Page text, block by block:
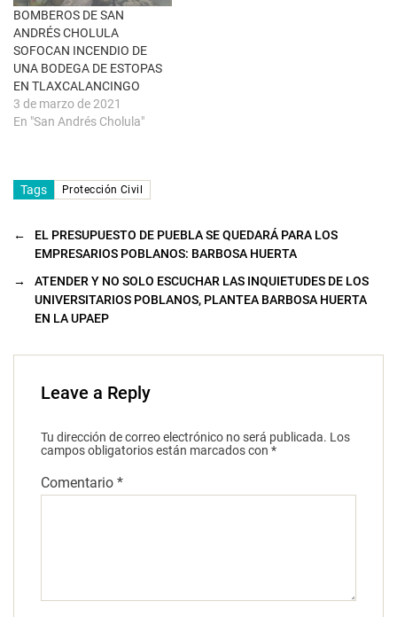
a
n
u
e
v
a
)
BOMBEROS DE SAN
ANDRÉS CHOLULA
SOFOCAN INCENDIO DE
UNA BODEGA DE ESTOPAS
EN TLAXCALANCINGO
3 de marzo de 2021
En "San Andrés Cholula"
Tags Protección Civil
←
EL PRESUPUESTO DE PUEBLA SE QUEDARÁ PARA LOS
EMPRESARIOS POBLANOS: BARBOSA HUERTA
→
ATENDER Y NO SOLO ESCUCHAR LAS INQUIETUDES DE LOS
UNIVERSITARIOS POBLANOS, PLANTEA BARBOSA HUERTA
EN LA UPAEP
Leave a Reply
Tu dirección de correo electrónico no será publicada. Los
campos obligatorios están marcados con *
Comentario *